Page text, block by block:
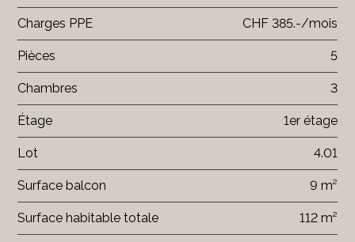
Charges PPE CHF 385.-/mois
Pièces 5
Chambres 3
Étage 1er étage
Lot 4.01
Surface balcon 9 m²
Surface habitable totale 112 m²